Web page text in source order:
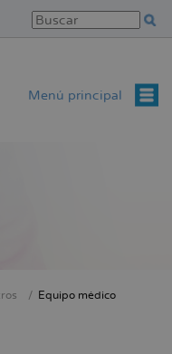
Menú principal
Equipo médico